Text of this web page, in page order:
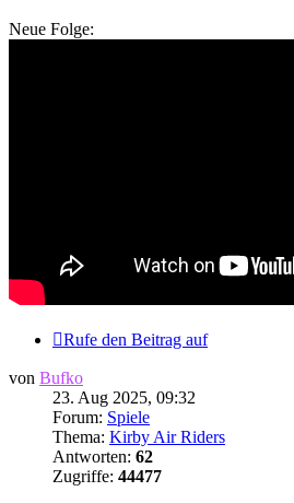
Neue Folge:
Rufe den Beitrag auf
von Bufko
23. Aug 2025, 09:32
Forum: Spiele
Thema: Kirby Air Riders
Antworten: 62
Zugriffe: 44477